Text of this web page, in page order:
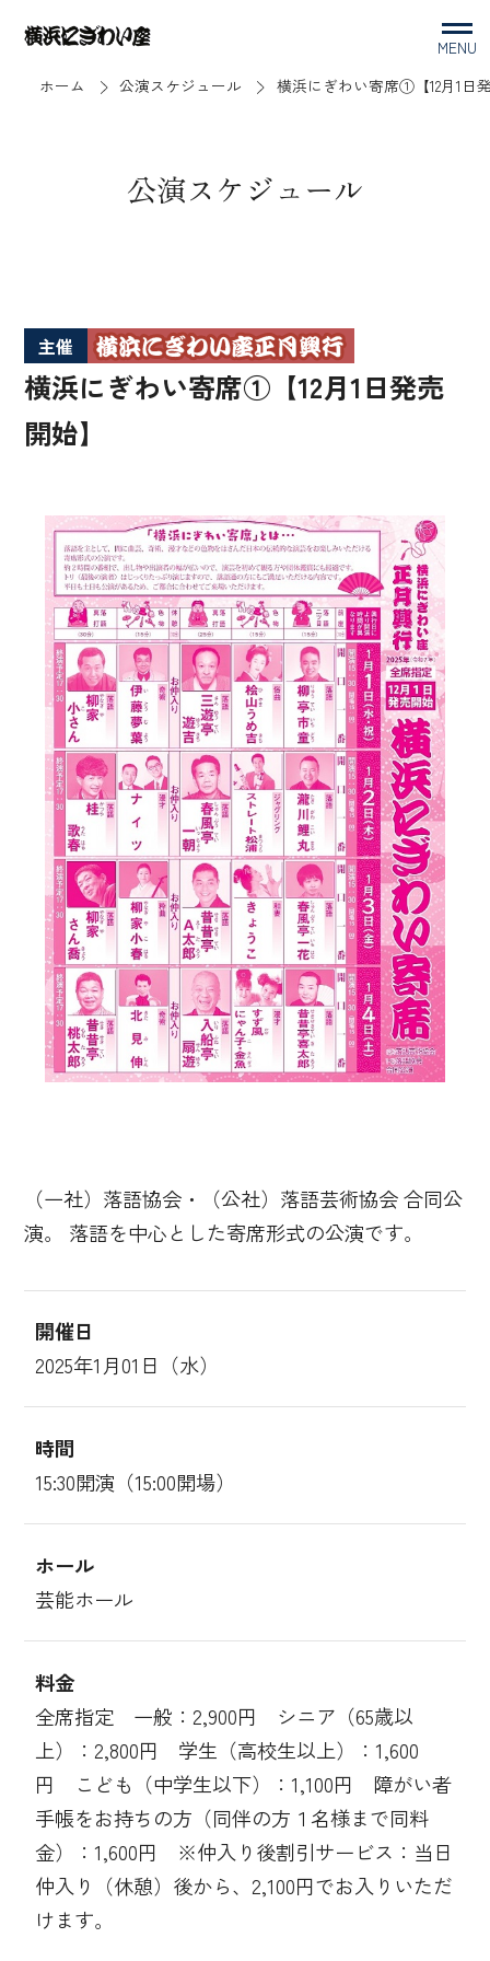
MENU
ホーム
公演スケジュール 横浜にぎわい寄席①【12月1日
公演スケジュール
主催
横浜にぎわい寄席①【12月1日発売
開始】
（一社）落語協会・（公社）落語芸術協会 合同公
演。 落語を中心とした寄席形式の公演です。
開催日
2025年1月01日（水）
時間
15:30開演（15:00開場）
ホール
芸能ホール
料金
全席指定 一般：2,900円 シニア（65歳以
上）：2,800円 学生（高校生以上）：1,600
円 こども（中学生以下）：1,100円 障がい者
手帳をお持ちの方（同伴の方１名様まで同料
金）：1,600円 ※仲入り後割引サービス：当日
仲入り（休憩）後から、2,100円でお入りいただ
けます。